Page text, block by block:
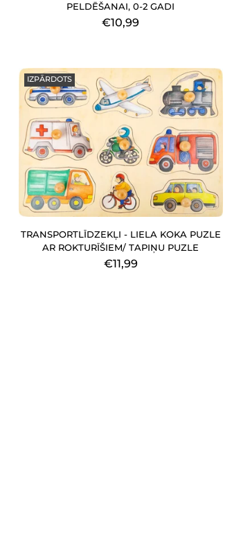
PELDĒŠANAI, 0-2 GADI
€10,99
IZPĀRDOTS
TRANSPORTLĪDZEKĻI - LIELA KOKA PUZLE
AR ROKTURĪŠIEM/ TAPIŅU PUZLE
€11,99